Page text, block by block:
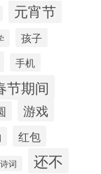
元宵节
孩子
手机
节期间
游戏
红包
诗词 还不